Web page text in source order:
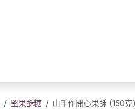
堅果酥糖 山手作開心果酥 (150克)